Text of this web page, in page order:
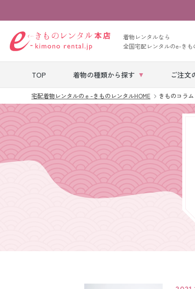
着物レンタルなら
全国宅配レンタルのe-きも
TOP 着物の種類から探す ご注文
七五三レンタル
ベビー着物レン
タル
留袖レンタル
宅配着物レンタルのｅ-きものレンタルHOME きものコラム